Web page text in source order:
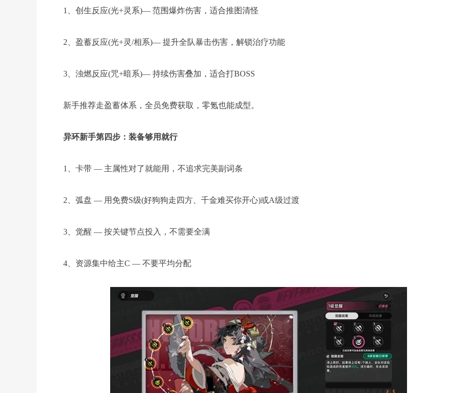
1、创生反应(光+灵系)— 范围爆炸伤害，适合推图清怪
2、盈蓄反应(光+灵/相系)— 提升全队暴击伤害，解锁治疗功能
3、浊燃反应(咒+暗系)— 持续伤害叠加，适合打BOSS
新手推荐走盈蓄体系，全员免费获取，零氪也能成型。
异环新手第四步：装备够用就行
1、卡带 — 主属性对了就能用，不追求完美副词条
2、弧盘 — 用免费S级(好狗狗走四方、千金难买你开心)或A级过渡
3、觉醒 — 按关键节点投入，不需要全满
4、资源集中给主C — 不要平均分配